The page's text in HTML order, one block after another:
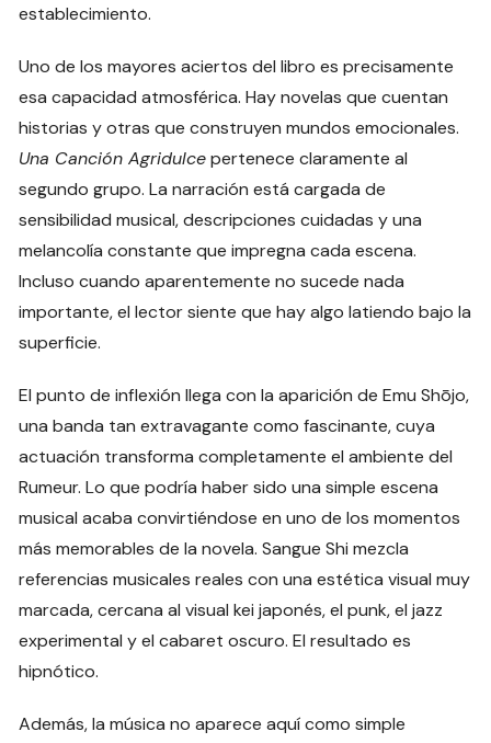
establecimiento.
Uno de los mayores aciertos del libro es precisamente
esa capacidad atmosférica. Hay novelas que cuentan
historias y otras que construyen mundos emocionales.
Una Canción Agridulcepertenece claramente al
segundo grupo. La narración está cargada de
sensibilidad musical, descripciones cuidadas y una
melancolía constante que impregna cada escena.
Incluso cuando aparentemente no sucede nada
importante, el lector siente que hay algo latiendo bajo la
superficie.
El punto de inflexión llega con la aparición de Emu Shōjo,
una banda tan extravagante como fascinante, cuya
actuación transforma completamente el ambiente del
Rumeur. Lo que podría haber sido una simple escena
musical acaba convirtiéndose en uno de los momentos
más memorables de la novela. Sangue Shi mezcla
referencias musicales reales con una estética visual muy
marcada, cercana al visual kei japonés, el punk, el jazz
experimental y el cabaret oscuro. El resultado es
hipnótico.
Además, la música no aparece aquí como simple